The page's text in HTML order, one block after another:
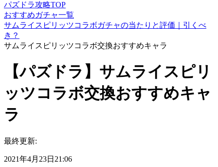
パズドラ攻略TOP
おすすめガチャ一覧
サムライスピリッツコラボガチャの当たりと評価｜引くべ
き？
サムライスピリッツコラボ交換おすすめキャラ
【パズドラ】サムライスピリ
ッツコラボ交換おすすめキャ
ラ
最終更新:
2021年4月23日21:06